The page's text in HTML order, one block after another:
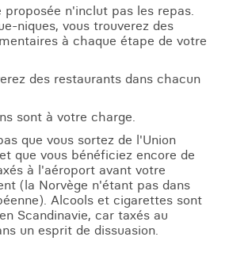
proposée n'inclut pas les repas.
niques, vous trouverez des
à chaque étape de votre
des restaurants dans chacun
sont à votre charge.
que vous sortez de l'Union
que vous bénéficiez encore de
à l'aéroport avant votre
(la Norvège n'étant pas dans
Alcools et cigarettes sont
Scandinavie, car taxés au
un esprit de dissuasion.